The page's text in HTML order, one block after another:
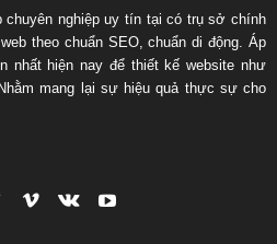
chuyên nghiệp uy tín tại có trụ sở chính
theo chuẩn SEO, chuẩn di động. Áp
nhất hiện nay để thiết kế website như
mang lại sự hiệu quả thực sự cho